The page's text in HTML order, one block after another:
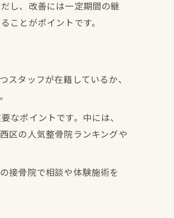
し、改善には一定期間の継
ことがポイントです。
タッフが在籍しているか、
なポイントです。中には、
区の人気整骨院ランキングや
接骨院で相談や体験施術を